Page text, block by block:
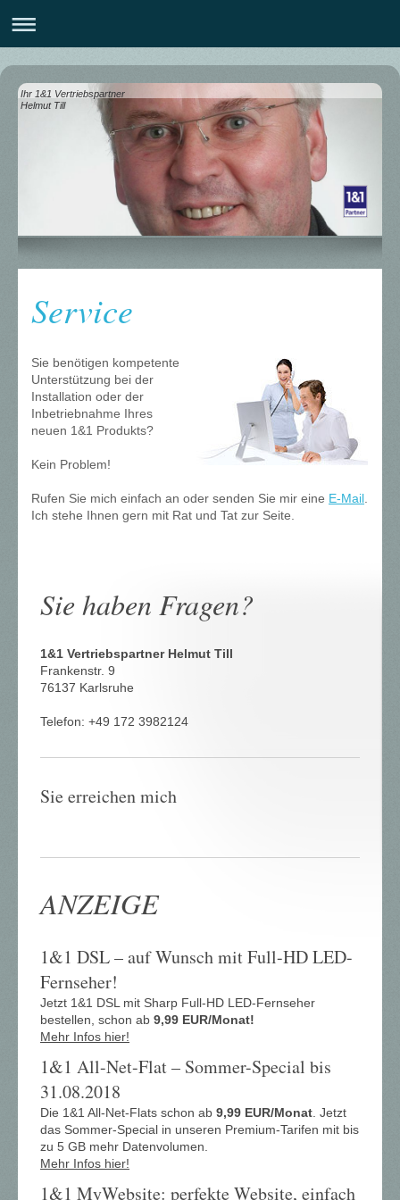
Ihr 1&1 Vertriebspartner
Helmut Till
Service
Sie benötigen kompetente
Unterstützung bei der
Installation oder der
Inbetriebnahme Ihres
neuen 1&1 Produkts?
Kein Problem!
Rufen Sie mich einfach an oder senden Sie mir eine E-Mail
Ich stehe Ihnen gern mit Rat und Tat zur Seite.
Sie haben Fragen?
1&1 Vertriebspartner Helmut Till
Frankenstr. 9
76137 Karlsruhe
Telefon: +49 172 3982124
Sie erreichen mich
ANZEIGE
1&1 DSL – auf Wunsch mit Full-HD LED-
Fernseher!
Jetzt 1&1 DSL mit Sharp Full-HD LED-Fernseher
bestellen, schon ab 9,99 EUR/Monat!
Mehr Infos hier!
1&1 All-Net-Flat – Sommer-Special bis
31.08.2018
Die 1&1 All-Net-Flats schon ab 9,99 EUR/Monat . Jetzt
das Sommer-Special in unseren Premium-Tarifen mit bis
zu 5 GB mehr Datenvolumen.
Mehr Infos hier!
1&1 MyWebsite: perfekte Website, einfach